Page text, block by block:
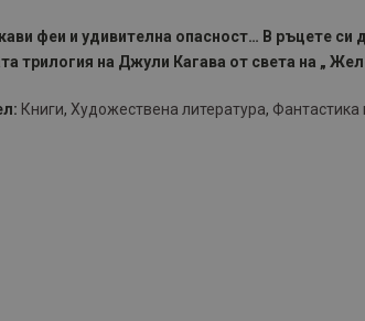
феи и удивителна опасност… В ръцете си
трилогия на Джули Кагава от света на „
Книги, Художествена литература, Фантастика